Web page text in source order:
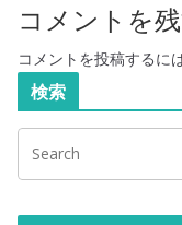
コメントを
コメントを投稿するに
検索